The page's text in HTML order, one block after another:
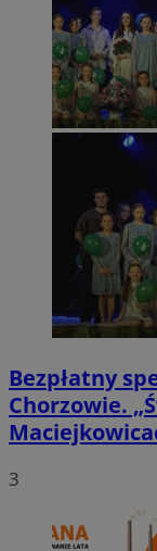
Bezpłatny
Chorzowie.
3